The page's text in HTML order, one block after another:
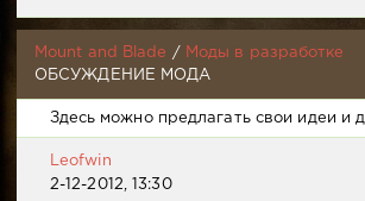
Mount and Blade /
Моды в разработке
ОБСУЖДЕНИЕ МОДА
Здесь можно предлагать свои идеи и
Leofwin
2-12-2012, 13:30